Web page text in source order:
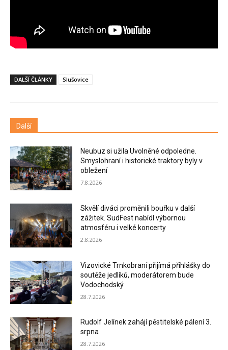
DALŠÍ ČLÁNKY Slušovice
Další
Neubuz si užila Uvolněné odpoledne.
Smyslohraní i historické traktory byly v
obležení
7.8.2026
Skvělí diváci proměnili bouřku v další
zážitek. SudFest nabídl výbornou
atmosféru i velké koncerty
2.8.2026
Vizovické Trnkobraní přijímá přihlášky do
soutěže jedlíků, moderátorem bude
Vodochodský
28.7.2026
Rudolf Jelínek zahájí pěstitelské pálení 3.
srpna
28.7.2026